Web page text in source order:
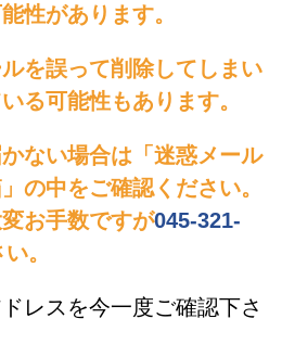
性があります。
を誤って削除してしまい
る可能性もあります。
ない場合は「迷惑メール
の中をご確認ください。
お手数ですが045-321-
。
レスを今一度ご確認下さ